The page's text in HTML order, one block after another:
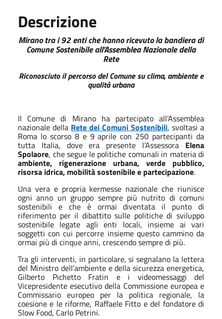
Descrizione
Mirano tra i 92 enti che hanno ricevuto la bandiera di
Comune Sostenibile all’Assemblea Nazionale della
Rete
Riconosciuto il percorso del Comune su clima, ambiente e
qualità urbana
Il Comune di Mirano ha partecipato all’Assemblea
nazionale della Rete dei Comuni Sostenibili, svoltasi a
Roma lo scorso 8 e 9 aprile con 250 partecipanti da
tutta Italia, dove era presente l’Assessora Elena
Spolaore, che segue le politiche comunali in materia di
ambiente, rigenerazione urbana, verde pubblico,
risorsa idrica, mobilità sostenibile e partecipazione.
Una vera e propria kermesse nazionale che riunisce
ogni anno un gruppo sempre più nutrito di comuni
sostenibili e che è ormai diventata il punto di
riferimento per il dibattito sulle politiche di sviluppo
sostenibile legate agli enti locali, insieme ai vari
soggetti con cui percorre insieme questo cammino da
ormai più di cinque anni, crescendo sempre di più.
Tra gli interventi, in particolare, si segnalano la lettera
del Ministro dell’ambiente e della sicurezza energetica,
Gilberto Pichetto Fratin e i videomessaggi del
Vicepresidente esecutivo della Commissione europea e
Commissario europeo per la politica regionale, la
coesione e le riforme, Raffaele Fitto e del fondatore di
Slow Food, Carlo Petrini.